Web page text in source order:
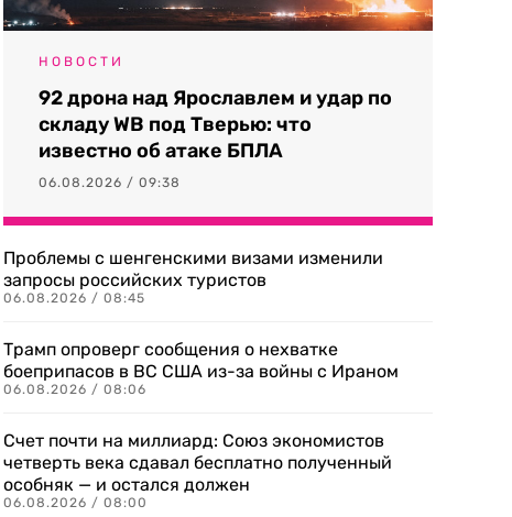
НОВОСТИ
92 дрона над Ярославлем и удар по
складу WB под Тверью: что
известно об атаке БПЛА
06.08.2026 / 09:38
Проблемы с шенгенскими визами изменили
запросы российских туристов
06.08.2026 / 08:45
Трамп опроверг сообщения о нехватке
боеприпасов в ВС США из-за войны с Ираном
06.08.2026 / 08:06
Счет почти на миллиард: Союз экономистов
четверть века сдавал бесплатно полученный
особняк — и остался должен
06.08.2026 / 08:00